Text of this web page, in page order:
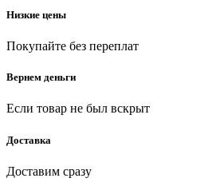
Низкие цены
Покупайте без переплат
Вернем деньги
Если товар не был вскрыт
Доставка
Доставим сразу